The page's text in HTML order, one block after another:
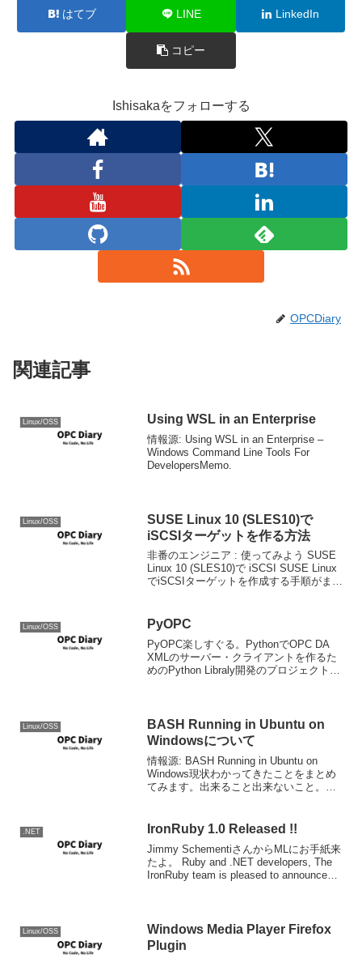
はてブ LINE LinkedIn
コピー
Ishisakaをフォローする
OPCDiary
関連記事
Linux/OSS Using WSL in an Enterprise
情報源: Using WSL in an Enterprise –
Windows Command Line Tools For
DevelopersMemo.
Linux/OSS
SUSE Linux 10 (SLES10)で
iSCSIターゲットを作る方法
非番のエンジニア : 使ってみよう SUSE
Linux 10 (SLES10)で iSCSI SUSE Linux
でiSCSIターゲットを作成する手順がまと
Linux/OSS PyOPC
PyOPC楽しすぐる。PythonでOPC DA
XMLのサーバー・クライアントを作るた
めのPython Libraly開発のプロジェクト。
Linux/OSS
BASH Running in Ubuntu on
Windowsについて
情報源: BASH Running in Ubuntu on
Windows現状わかってきたことをまとめ
てみます。出来ること出来ないこと。
.NET IronRuby 1.0 Released !!
Jimmy SchementiさんからMLにお手紙来
たよ。 Ruby and .NET developers, The
IronRuby team is pleased to announce
Linux/OSS
Windows Media Player Firefox
Plugin